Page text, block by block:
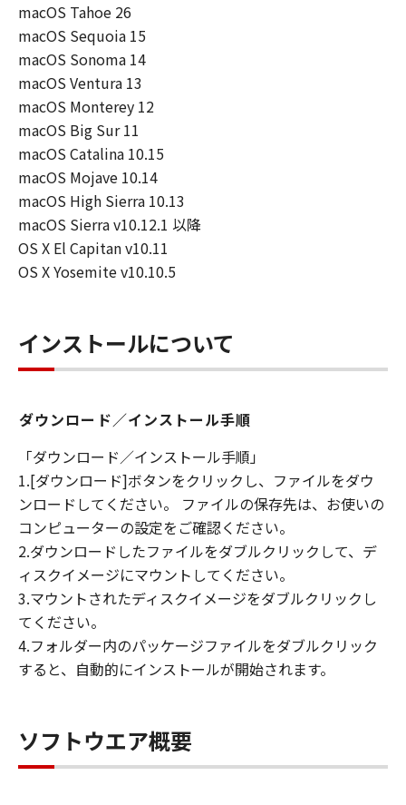
一切の責任を負いません。
ユーザーは、日本国政府または該当国の政
府より必要な許可等を得ることなしに、本
ソフトウェアの全部または一部を、直接ま
たは間接に輸出してはなりません。
macOS Tahoe 26
macOS Sequoia 15
macOS Sonoma 14
macOS Ventura 13
macOS Monterey 12
macOS Big Sur 11
macOS Catalina 10.15
macOS Mojave 10.14
macOS High Sierra 10.13
macOS Sierra v10.12.1 以降
OS X El Capitan v10.11
OS X Yosemite v10.10.5
インストールについて
ダウンロード／インストール手順
「ダウンロード／インストール手順」
1.[ダウンロード]ボタンをクリックし、ファイルをダウ
ンロードしてください。 ファイルの保存先は、お使いの
コンピューターの設定をご確認ください。
2.ダウンロードしたファイルをダブルクリックして、デ
ィスクイメージにマウントしてください。
3.マウントされたディスクイメージをダブルクリックし
てください。
4.フォルダー内のパッケージファイルをダブルクリック
すると、自動的にインストールが開始されます。
ソフトウエア概要